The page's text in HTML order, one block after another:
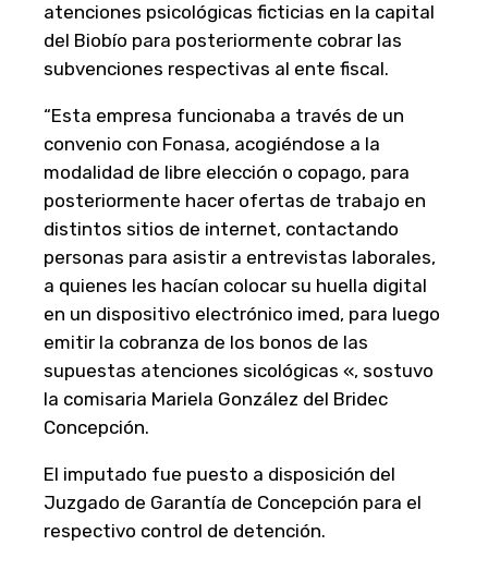
atenciones psicológicas ficticias en la capital
del Biobío para posteriormente cobrar las
subvenciones respectivas al ente fiscal.
“Esta empresa funcionaba a través de un
convenio con Fonasa, acogiéndose a la
modalidad de libre elección o copago, para
posteriormente hacer ofertas de trabajo en
distintos sitios de internet, contactando
personas para asistir a entrevistas laborales,
a quienes les hacían colocar su huella digital
en un dispositivo electrónico imed, para luego
emitir la cobranza de los bonos de las
supuestas atenciones sicológicas «, sostuvo
la comisaria Mariela González del Bridec
Concepción.
El imputado fue puesto a disposición del
Juzgado de Garantía de Concepción para el
respectivo control de detención.